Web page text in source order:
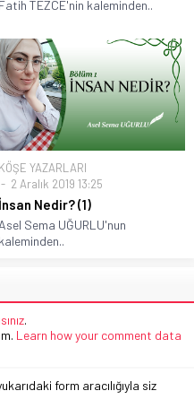
Fatih TEZCE'nin kaleminden..
KÖŞE YAZARLARI
2 Aralık 2019 13:25
İnsan Nedir? (1)
Asel Sema UĞURLU'nun
kaleminden..
.
Learn how your comment data
form aracılığıyla siz